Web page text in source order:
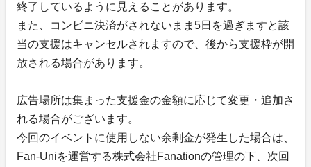
終了しているように見えることがあります。
また、コンビニ決済がされないまま5日を過ぎますと該
当の支援はキャンセルされますので、後から支援枠が開
放される場合があります。
広告場所は集まった支援金の金額に応じて変更・追加さ
れる場合がございます。
今回のイベントに使用しない余剰金が発生した場合は、
Fan-Uniを運営する株式会社Fanationの管理の下、次回